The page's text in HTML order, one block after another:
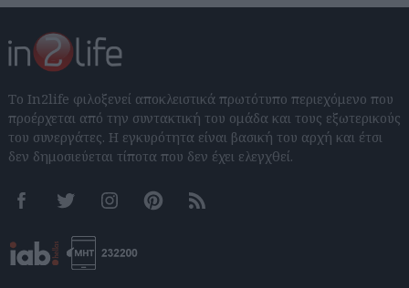
Το In2life φιλοξενεί αποκλειστικά πρωτότυπο περιεχόμενο που
προέρχεται από την συντακτική του ομάδα και τους εξωτερικούς
του συνεργάτες. Η εγκυρότητα είναι βασική του αρχή και έτσι
δεν δημοσιεύεται τίποτα που δεν έχει ελεγχθεί.
FacebookTwitter InstagramPinterestRSS feeds